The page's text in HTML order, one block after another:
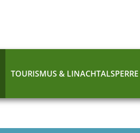
TOURISMUS & LINACHTALSPERRE